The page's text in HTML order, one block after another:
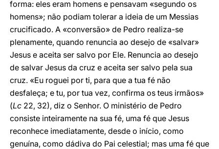
forma: eles eram homens e pensavam «segundo os
homens»; não podiam tolerar a ideia de um Messias
crucificado. A «conversão» de Pedro realiza-se
plenamente, quando renuncia ao desejo de «salvar»
Jesus e aceita ser salvo por Ele. Renuncia ao desejo
de salvar Jesus da cruz e aceita ser salvo pela sua
cruz. «Eu roguei por ti, para que a tua fé não
desfaleça; e tu, por tua vez, confirma os teus irmãos»
(Lc 22, 32), diz o Senhor. O ministério de Pedro
consiste inteiramente na sua fé, uma fé que Jesus
reconhece imediatamente, desde o início, como
genuína, como dádiva do Pai celestial; mas uma fé que